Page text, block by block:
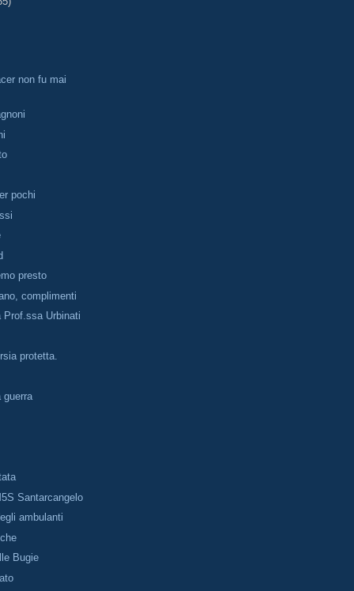
non fu mai
pochi
presto
complimenti
Prof.ssa Urbinati
protetta.
guerra
Santarcangelo
ambulanti
Bugie